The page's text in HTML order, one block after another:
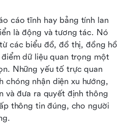
cáo tĩnh hay bảng tính lan
là động và tương tác. Nó
các biểu đồ, đồ thị, đồng hồ
dữ liệu quan trọng một
Những yếu tố trực quan
chóng nhận diện xu hướng,
và đưa ra quyết định thông
thông tin đúng, cho người